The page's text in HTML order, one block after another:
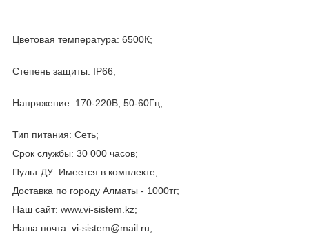
Цветовая температура: 6500К;
Степень защиты: IP66;
Напряжение: 170-220В, 50-60Гц;
Тип питания: Сеть;
Срок службы: 30 000 часов;
Пульт ДУ: Имеется в комплекте;
Доставка по городу Алматы - 1000тг;
Наш сайт: www.vi-sistem.kz;
Наша почта: vi-sistem@mail.ru;